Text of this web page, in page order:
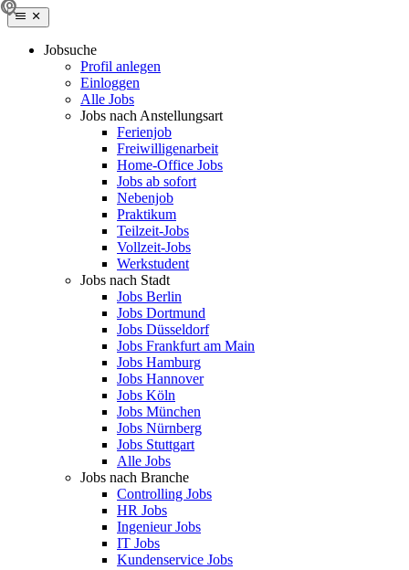
Jobsuche
Profil anlegen
Einloggen
Alle Jobs
Jobs nach Anstellungsart
Ferienjob
Freiwilligenarbeit
Home-Office Jobs
Jobs ab sofort
Nebenjob
Praktikum
Teilzeit-Jobs
Vollzeit-Jobs
Werkstudent
Jobs nach Stadt
Jobs Berlin
Jobs Dortmund
Jobs Düsseldorf
Jobs Frankfurt am Main
Jobs Hamburg
Jobs Hannover
Jobs Köln
Jobs München
Jobs Nürnberg
Jobs Stuttgart
Alle Jobs
Jobs nach Branche
Controlling Jobs
HR Jobs
Ingenieur Jobs
IT Jobs
Kundenservice Jobs